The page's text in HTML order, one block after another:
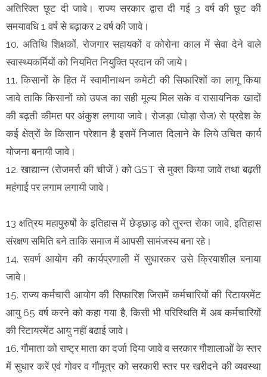
अतिरिक्त छूट दी जावे। राज्य सरकार द्वारा दी गई 3 वर्ष की छूट की
समयावधि 1 वर्ष से बढ़ाकर 2 वर्ष की जावे।
10. अतिथि शिक्षकों, रोजगार सहायकों व कोरोना काल में सेवा देने वाले
स्वास्थ्यकर्मियों को नियमित नियुक्ति प्रदान की जाये।
11. किसानों के हित में स्वामीनाथन कमेटी की सिफारिशों का लागू किया
जावे ताकि किसानों को उपज का सही मूल्य मिल सके व रासायनिक खादों
की बढ़ती कीमत पर अंकुश लगाया जावे। रोजड़ा (घोड़ा रोज) से प्रदेश के
कई क्षेत्रों के किसान परेशान है इसमें निजात दिलाने के लिये उचित कार्य
योजना बनायी जावे।
12. खाद्यान्न (रोजमर्रा की चीजें ) को GST से मुक्त किया जावे तथा बढ़ती
महंगाई पर लगाम लगायी जावे।
13 क्षत्रिय महापुरुषों के इतिहास में छेड़छाड़ को तुरन्त रोका जावे, इतिहास
संरक्षण समिति बने ताकि समाज में आपसी सामंजस्य बना रहे।
14. सवर्ण आयोग की कार्यप्रणाली में सुधारकर उसे क्रियाशील बनाया
जावे।
15. राज्य कर्मचारी आयोग की सिफारिश जिसमें कर्मचारियों की रिटायरमेंट
आयु 65 वर्ष करने को कहा गया है, किसी भी परिस्थिति में अब कर्मचारियों
की रिटायरमेंट आयु नहीं बढाई जावे।
16. गौमाता को राष्ट्र माता का दर्जा दिया जावे व सरकार गौशालाओं के स्तर
में सुधार करें एवं गोवर व गौमूत्र को सरकारी स्तर पर खरीदने की व्यवस्था